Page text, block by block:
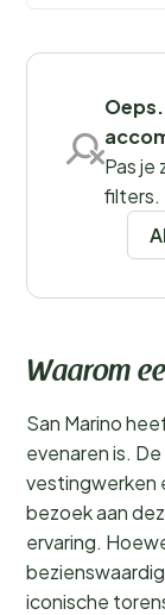
Provincies
Filters
Pas je
filters.
Waarom
San Marino
evenaren is.
vestingwerken
bezoek aan
ervaring.
iconische